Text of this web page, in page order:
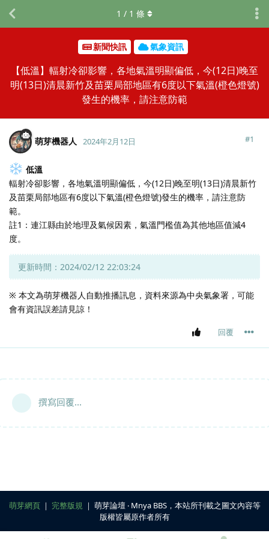
新聞快訊 氣象資訊
【低溫】輻射冷卻影響，各地氣溫明顯偏低，今(12日)晚至
明(13日)清晨新竹及苗栗局部地區有6度以下氣溫(橙色燈號)
發生的機率，請注意防範
1 / 1 條
萌芽機器人 2024年2月12日 #1
低溫
輻射冷卻影響，各地氣溫明顯偏低，今(12日)晚至明(13日)清晨新竹
及苗栗局部地區有6度以下氣溫(橙色燈號)發生的機率，請注意防
範。
註1：連江縣由於地理及氣候因素，氣溫門檻值為其他地區值減4
度。
更新時間：2024/02/12 22:03:24
※ 本文為萌芽機器人自動推播訊息，資料來源為中央氣象署，可能
會有資訊誤差請見諒！
回覆
撰寫回覆...
萌芽網頁｜ 完整版規 ｜ 萌芽論壇 ‧ Mnya BBS，本站所刊載之圖文內容等
版權皆屬原作者所有